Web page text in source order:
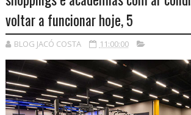
voltar a funcionar hoje, 5
BLOG JACÓ COSTA 11:00:00